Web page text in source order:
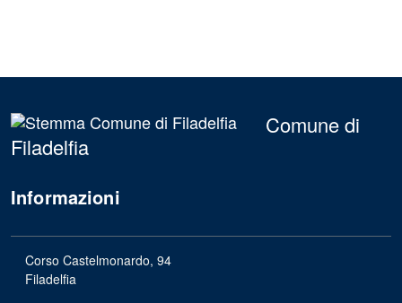
Comune di
Filadelfia
Informazioni
Corso Castelmonardo, 94
Filadelfia